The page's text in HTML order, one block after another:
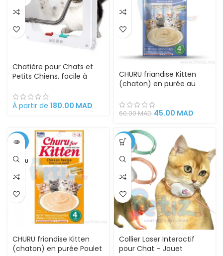
Chatière pour Chats et
Petits Chiens, facile à
À partir de 180.00 MAD
CHURU friandise Kitten
(chaton) en purée au
60.00MAD 45.00 MAD
-25%
VENDU
CHURU friandise Kitten
(chaton) en purée Poulet
-34%
Collier Laser Interactif
pour Chat – Jouet